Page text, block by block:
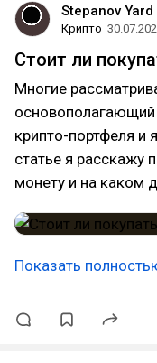
Stepanov Yard
Крипто
Стоит ли
Многие
основополагающий
крипто-портфеля и
статье я расскажу
монету и на каком
Показать